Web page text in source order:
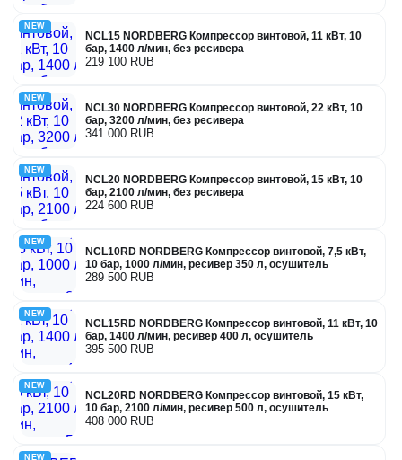
NEW
NCL15 NORDBERG Компрессор винтовой, 11 кВт, 10
бар, 1400 л/мин, без ресивера
219 100 RUB
NEW
NCL30 NORDBERG Компрессор винтовой, 22 кВт, 10
бар, 3200 л/мин, без ресивера
341 000 RUB
NEW
NCL20 NORDBERG Компрессор винтовой, 15 кВт, 10
бар, 2100 л/мин, без ресивера
224 600 RUB
NEW
NCL10RD NORDBERG Компрессор винтовой, 7,5 кВт,
10 бар, 1000 л/мин, ресивер 350 л, осушитель
289 500 RUB
NEW
NCL15RD NORDBERG Компрессор винтовой, 11 кВт, 10
бар, 1400 л/мин, ресивер 400 л, осушитель
395 500 RUB
NEW
NCL20RD NORDBERG Компрессор винтовой, 15 кВт,
10 бар, 2100 л/мин, ресивер 500 л, осушитель
408 000 RUB
NEW